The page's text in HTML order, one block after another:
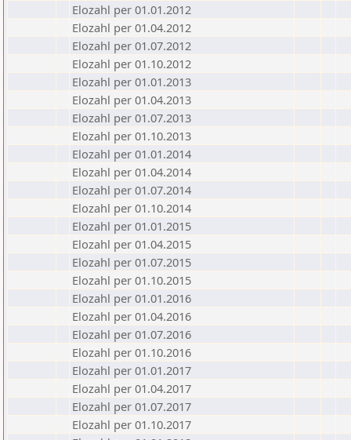
Elozahl per 01.01.2012
Elozahl per 01.04.2012
Elozahl per 01.07.2012
Elozahl per 01.10.2012
Elozahl per 01.01.2013
Elozahl per 01.04.2013
Elozahl per 01.07.2013
Elozahl per 01.10.2013
Elozahl per 01.01.2014
Elozahl per 01.04.2014
Elozahl per 01.07.2014
Elozahl per 01.10.2014
Elozahl per 01.01.2015
Elozahl per 01.04.2015
Elozahl per 01.07.2015
Elozahl per 01.10.2015
Elozahl per 01.01.2016
Elozahl per 01.04.2016
Elozahl per 01.07.2016
Elozahl per 01.10.2016
Elozahl per 01.01.2017
Elozahl per 01.04.2017
Elozahl per 01.07.2017
Elozahl per 01.10.2017